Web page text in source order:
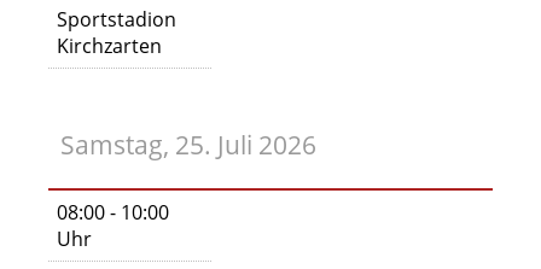
Sportstadion
Kirchzarten
Samstag, 25. Juli 2026
08:00 - 10:00
Uhr